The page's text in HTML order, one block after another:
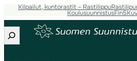
Kilpailut, kuntorastit – Rastilippu
KoulusuunnistusFin5
Etsi